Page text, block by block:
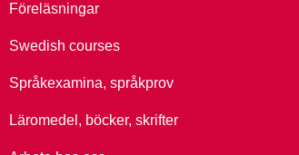
Föreläsningar
Swedish courses
Språkexamina, språkprov
Läromedel, böcker, skrifter